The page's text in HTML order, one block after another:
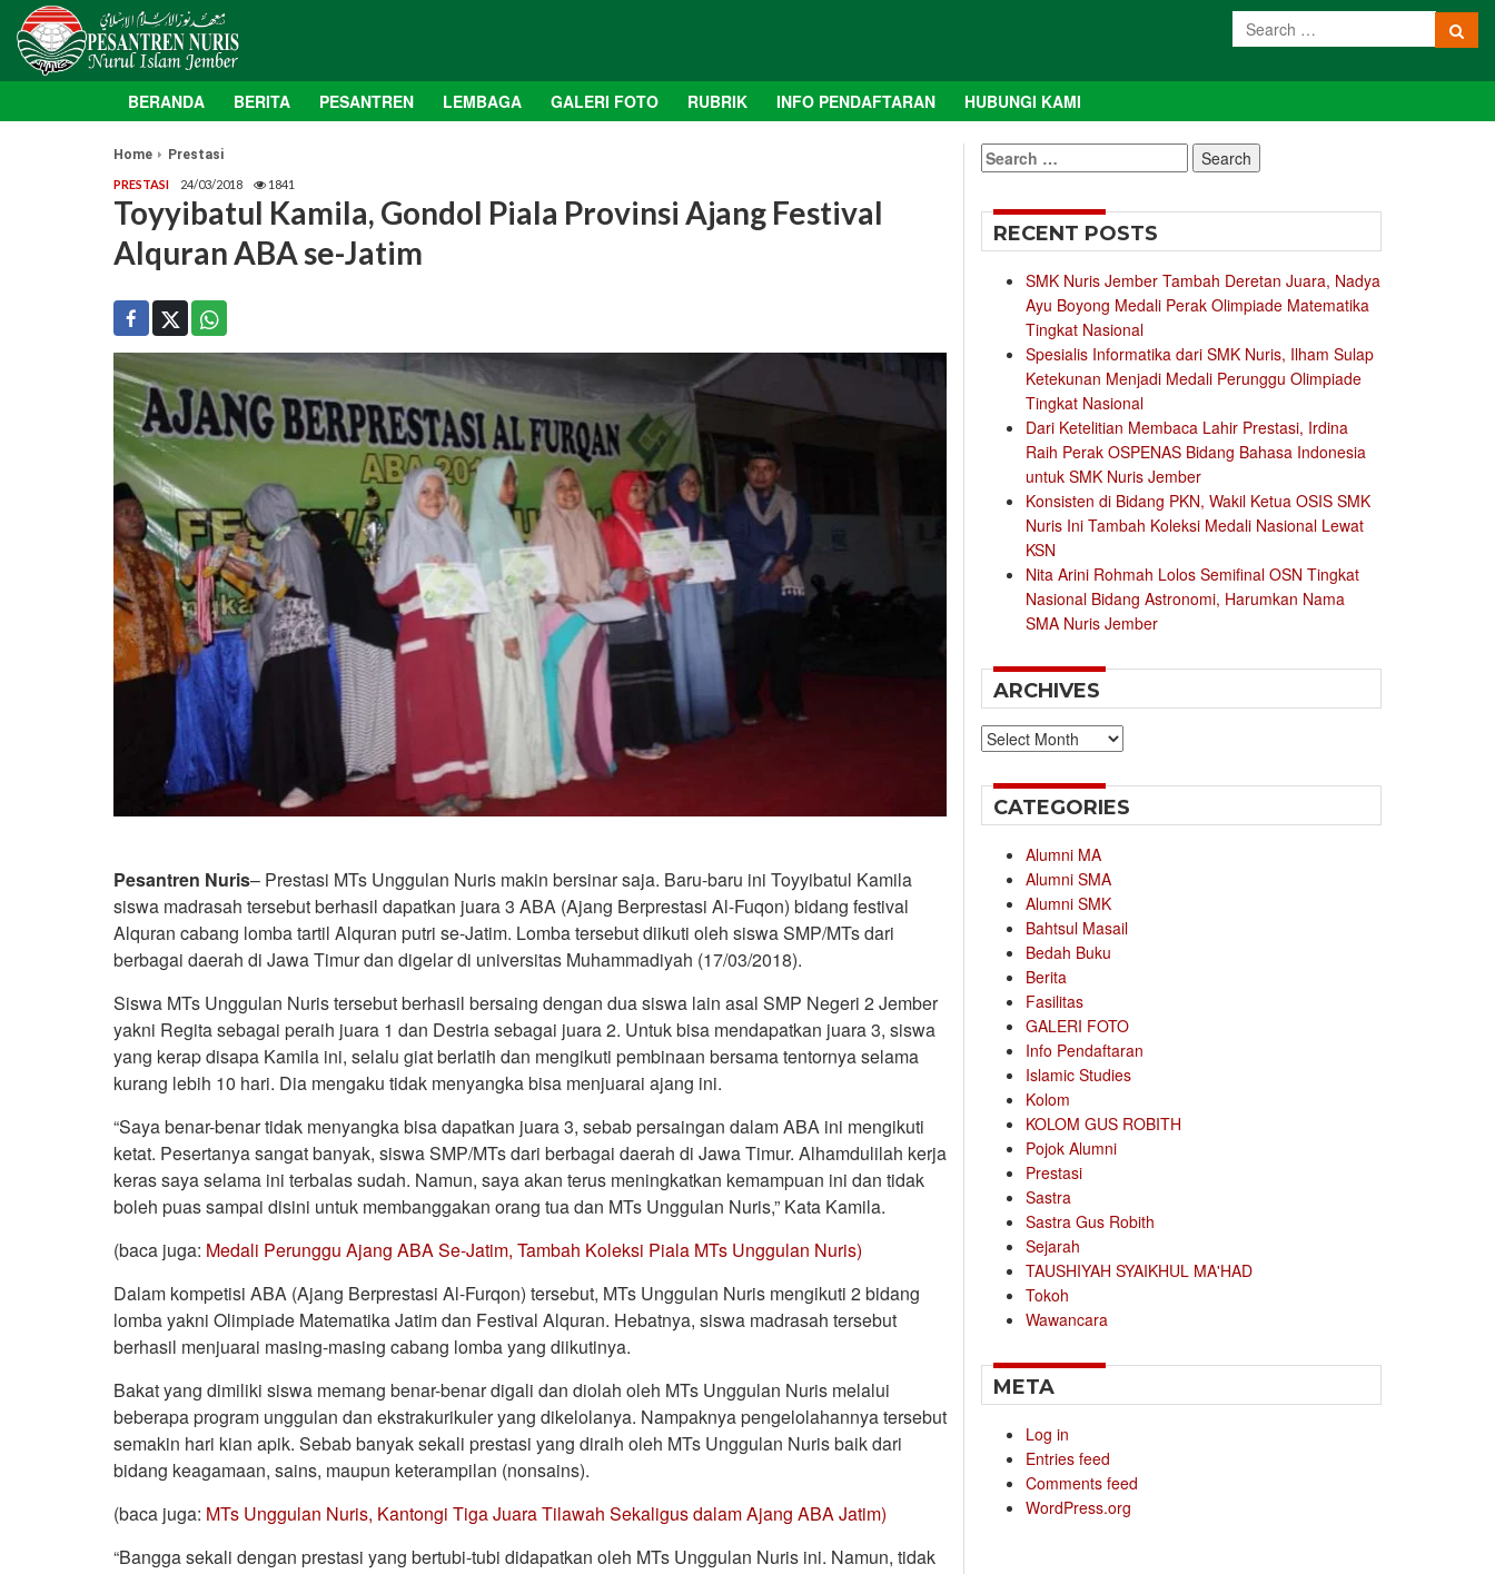
BERANDA BERITA PESANTREN LEMBAGA GALERI FOTO RUBRIK INFO PENDAFTARAN HUBUNGI KAMI
Home Prestasi
PRESTASI 24/03/2018 1841
Toyyibatul Kamila, Gondol Piala Provinsi Ajang Festival
Alquran ABA se-Jatim
Pesantren Nuris– Prestasi MTs Unggulan Nuris makin bersinar saja. Baru-baru ini Toyyibatul Kamila
siswa madrasah tersebut berhasil dapatkan juara 3 ABA (Ajang Berprestasi Al-Fuqon) bidang festival
Alquran cabang lomba tartil Alquran putri se-Jatim. Lomba tersebut diikuti oleh siswa SMP/MTs dari
berbagai daerah di Jawa Timur dan digelar di universitas Muhammadiyah (17/03/2018).
Siswa MTs Unggulan Nuris tersebut berhasil bersaing dengan dua siswa lain asal SMP Negeri 2 Jember
yakni Regita sebagai peraih juara 1 dan Destria sebagai juara 2. Untuk bisa mendapatkan juara 3, siswa
yang kerap disapa Kamila ini, selalu giat berlatih dan mengikuti pembinaan bersama tentornya selama
kurang lebih 10 hari. Dia mengaku tidak menyangka bisa menjuarai ajang ini.
“Saya benar-benar tidak menyangka bisa dapatkan juara 3, sebab persaingan dalam ABA ini mengikuti
ketat. Pesertanya sangat banyak, siswa SMP/MTs dari berbagai daerah di Jawa Timur. Alhamdulilah kerja
keras saya selama ini terbalas sudah. Namun, saya akan terus meningkatkan kemampuan ini dan tidak
boleh puas sampai disini untuk membanggakan orang tua dan MTs Unggulan Nuris,” Kata Kamila.
(baca juga: Medali Perunggu Ajang ABA Se-Jatim, Tambah Koleksi Piala MTs Unggulan Nuris)
Dalam kompetisi ABA (Ajang Berprestasi Al-Furqon) tersebut, MTs Unggulan Nuris mengikuti 2 bidang
lomba yakni Olimpiade Matematika Jatim dan Festival Alquran. Hebatnya, siswa madrasah tersebut
berhasil menjuarai masing-masing cabang lomba yang diikutinya.
Bakat yang dimiliki siswa memang benar-benar digali dan diolah oleh MTs Unggulan Nuris melalui
beberapa program unggulan dan ekstrakurikuler yang dikelolanya. Nampaknya pengelolahannya tersebut
semakin hari kian apik. Sebab banyak sekali prestasi yang diraih oleh MTs Unggulan Nuris baik dari
bidang keagamaan, sains, maupun keterampilan (nonsains).
(baca juga: MTs Unggulan Nuris, Kantongi Tiga Juara Tilawah Sekaligus dalam Ajang ABA Jatim)
“Bangga sekali dengan prestasi yang bertubi-tubi didapatkan oleh MTs Unggulan Nuris ini. Namun, tidak
Search
for:
RECENT POSTS
SMK Nuris Jember Tambah Deretan Juara, Nadya
Ayu Boyong Medali Perak Olimpiade Matematika
Tingkat Nasional
Spesialis Informatika dari SMK Nuris, Ilham Sulap
Ketekunan Menjadi Medali Perunggu Olimpiade
Tingkat Nasional
Dari Ketelitian Membaca Lahir Prestasi, Irdina
Raih Perak OSPENAS Bidang Bahasa Indonesia
untuk SMK Nuris Jember
Konsisten di Bidang PKN, Wakil Ketua OSIS SMK
Nuris Ini Tambah Koleksi Medali Nasional Lewat
KSN
Nita Arini Rohmah Lolos Semifinal OSN Tingkat
Nasional Bidang Astronomi, Harumkan Nama
SMA Nuris Jember
ARCHIVES
Archives
CATEGORIES
Alumni MA
Alumni SMA
Alumni SMK
Bahtsul Masail
Bedah Buku
Berita
Fasilitas
GALERI FOTO
Info Pendaftaran
Islamic Studies
Kolom
KOLOM GUS ROBITH
Pojok Alumni
Prestasi
Sastra
Sastra Gus Robith
Sejarah
TAUSHIYAH SYAIKHUL MA'HAD
Tokoh
Wawancara
META
Log in
Entries feed
Comments feed
WordPress.org